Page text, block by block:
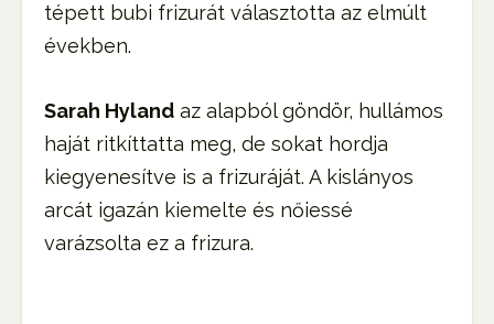
tépett bubi frizurát választotta az elmúlt
években.
Sarah Hyland az alapból göndör, hullámos
haját ritkíttatta meg, de sokat hordja
kiegyenesítve is a frizuráját. A kislányos
arcát igazán kiemelte és nőiessé
varázsolta ez a frizura.